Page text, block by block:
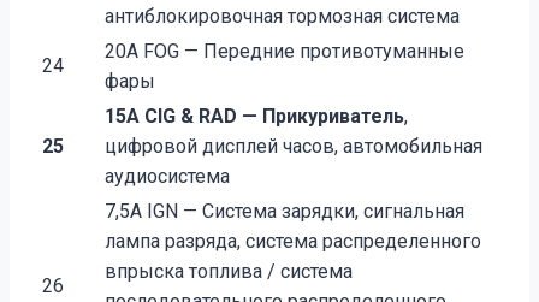
антиблокировочная тормозная система
24
20A FOG — Передние противотуманные
фары
25
15A CIG & RAD — Прикуриватель,
цифровой дисплей часов, автомобильная
аудиосистема
26
7,5A IGN — Система зарядки, сигнальная
лампа разряда, система распределенного
впрыска топлива / система